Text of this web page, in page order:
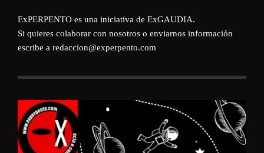
ExPERPENTO es una iniciativa de ExGAUDIA.
Si quieres colaborar con nosotros o enviarnos información
escribe a redaccion@experpento.com